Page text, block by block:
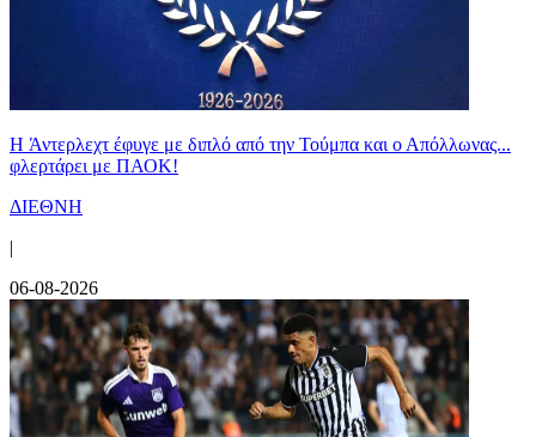
H Άντερλεχτ έφυγε με διπλό από την Τούμπα και ο Απόλλωνας...
φλερτάρει με ΠΑΟΚ!
ΔΙΕΘΝΗ
|
06-08-2026